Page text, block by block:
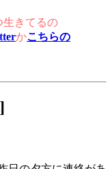
きてるの
かこちらの
]